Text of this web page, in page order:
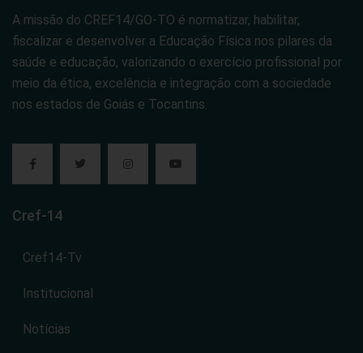
A missão do CREF14/GO-TO é normatizar, habilitar,
fiscalizar e desenvolver a Educação Física nos pilares da
saúde e educação, valorizando o exercício profissional por
meio da ética, excelência e integração com a sociedade
nos estados de Goiás e Tocantins.
Cref-14
Cref14-Tv
Institucional
Notícias